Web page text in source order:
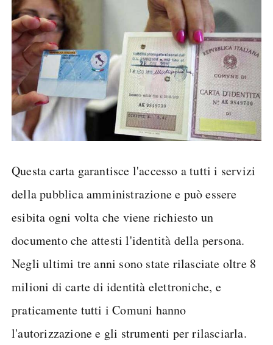
Questa carta garantisce l'accesso a tutti i servizi
della pubblica amministrazione e può essere
esibita ogni volta che viene richiesto un
documento che attesti l'identità della persona.
Negli ultimi tre anni sono state rilasciate oltre 8
milioni di carte di identità elettroniche, e
praticamente tutti i Comuni hanno
l'autorizzazione e gli strumenti per rilasciarla.